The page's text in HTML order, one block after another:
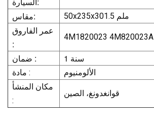
مقاس: 50x235x301.5 ملم
عمر الفاروق
:
4M1820023 4M820023A
ضمان : 1 سنة
مادة :
الألومنيوم
مكان المنشأ
:
قوانغدونغ، الصين